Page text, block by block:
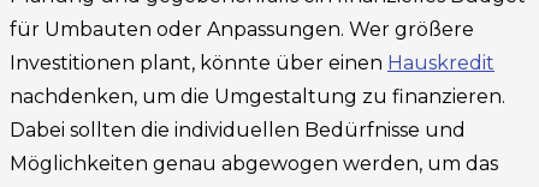
für Umbauten oder Anpassungen. Wer größere
Investitionen plant, könnte über einen Hauskredit
nachdenken, um die Umgestaltung zu finanzieren.
Dabei sollten die individuellen Bedürfnisse und
Möglichkeiten genau abgewogen werden, um das